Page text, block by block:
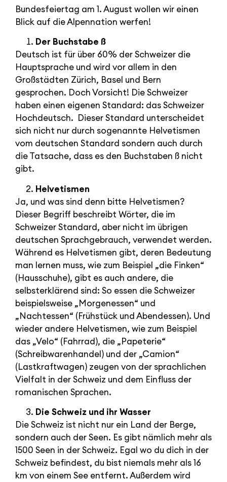
Bundesfeiertag am 1. August wollen wir einen
Blick auf die Alpennation werfen!
Der Buchstabe ß
Deutsch ist für über 60% der Schweizer die
Hauptsprache und wird vor allem in den
Großstädten Zürich, Basel und Bern
gesprochen. Doch Vorsicht! Die Schweizer
haben einen eigenen Standard: das Schweizer
Hochdeutsch. Dieser Standard unterscheidet
sich nicht nur durch sogenannte Helvetismen
vom deutschen Standard sondern auch durch
die Tatsache, dass es den Buchstaben ß nicht
gibt.
Helvetismen
Ja, und was sind denn bitte Helvetismen?
Dieser Begriff beschreibt Wörter, die im
Schweizer Standard, aber nicht im übrigen
deutschen Sprachgebrauch, verwendet werden.
Während es Helvetismen gibt, deren Bedeutung
man lernen muss, wie zum Beispiel „die Finken“
(Hausschuhe), gibt es auch andere, die
selbsterklärend sind: So essen die Schweizer
beispielsweise „Morgenessen“ und
„Nachtessen“ (Frühstück und Abendessen). Und
wieder andere Helvetismen, wie zum Beispiel
das „Velo“ (Fahrrad), die „Papeterie“
(Schreibwarenhandel) und der „Camion“
(Lastkraftwagen) zeugen von der sprachlichen
Vielfalt in der Schweiz und dem Einfluss der
romanischen Sprachen.
Die Schweiz und ihr Wasser
Die Schweiz ist nicht nur ein Land der Berge,
sondern auch der Seen. Es gibt nämlich mehr als
1500 Seen in der Schweiz. Egal wo du dich in der
Schweiz befindest, du bist niemals mehr als 16
km von einem See entfernt. Außerdem wird